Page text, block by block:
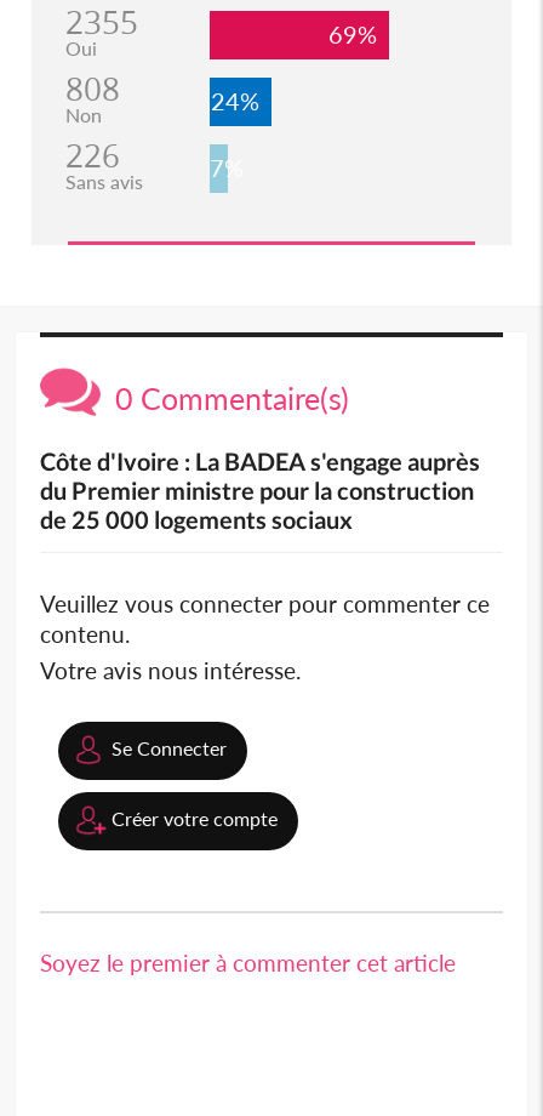
2355
Oui 69%
808
Non 24%
226
Sans avis 7%
0 Commentaire(s)
Côte d'Ivoire : La BADEA s'engage auprès
du Premier ministre pour la construction
de 25 000 logements sociaux
Veuillez vous connecter pour commenter ce
contenu.
Votre avis nous intéresse.
Se Connecter
Créer votre compte
Soyez le premier à commenter cet article